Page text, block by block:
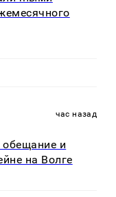
час назад
и
на Волге